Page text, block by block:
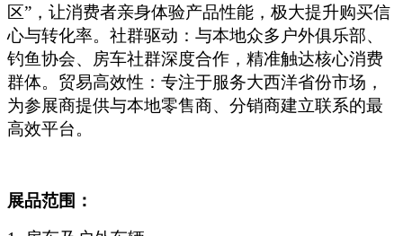
区”，让消费者亲身体验产品性能，极大提升购买信
心与转化率。社群驱动：与本地众多户外俱乐部、
钓鱼协会、房车社群深度合作，精准触达核心消费
群体。贸易高效性：专注于服务大西洋省份市场，
为参展商提供与本地零售商、分销商建立联系的最
高效平台。
展品范围：